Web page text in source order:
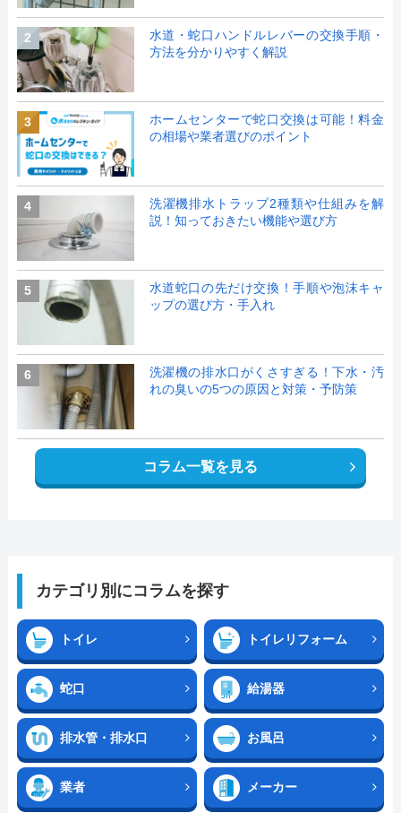
2
水道・蛇口ハンドルレバーの交換手順・
方法を分かりやすく解説
3
ホームセンターで蛇口交換は可能！料金
の相場や業者選びのポイント
4
洗濯機排水トラップ2種類や仕組みを解
説！知っておきたい機能や選び方
5
水道蛇口の先だけ交換！手順や泡沫キャ
ップの選び方・手入れ
6
洗濯機の排水口がくさすぎる！下水・汚
れの臭いの5つの原因と対策・予防策
コラム一覧を見る
カテゴリ別にコラムを探す
トイレ トイレリフォーム
蛇口 給湯器
排水管・排水口 お風呂
業者 メーカー